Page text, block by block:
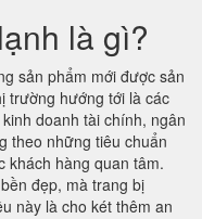
là gì?
sản phẩm mới được sản
trường hướng tới là các
doanh tài chính, ngân
theo những tiêu chuẩn
khách hàng quan tâm.
đẹp, mà trang bị
này là cho két thêm an